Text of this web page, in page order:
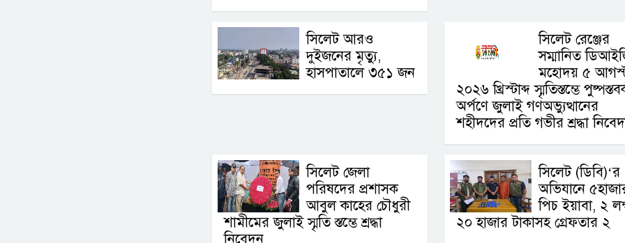
সিলেট আরও
দুইজনের মৃত্যু,
হাসপাতালে ৩৫১ জন
সিলেট রেঞ্জের
সম্মানিত
মহোদয় ৫
২০২৬ খ্রিস্টাব্দ স্মৃতিস্তম্ভে
অর্পণে জুলাই গণঅভ্যুত্থানের
শহীদদের প্রতি গভীর শ্রদ্ধা
সিলেট জেলা
পরিষদের প্রশাসক
আবুল কাহের চৌধুরী
শামীমের জুলাই স্মৃতি স্তম্ভে শ্রদ্ধা
নিবেদন
সিলেট (ডিবি)‘র
অভিযানে
পিচ ইয়াবা, ২
২০ হাজার টাকাসহ গ্রেফতার ২